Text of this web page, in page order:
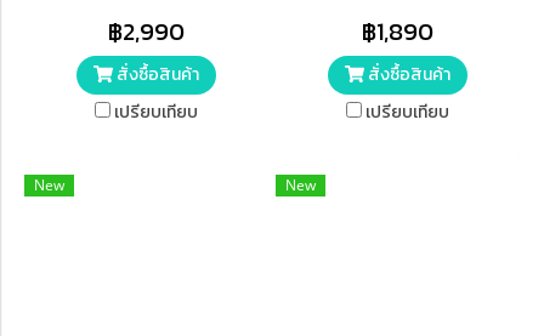
สะดวกในการพกพา ประหยัดพื้นที่
ในการจัดเก็บ
฿2,990
สั่งซื้อสินค้า
เปรียบเทียบ
ได้ง่ายและสะดวกสบาย หลีกเลี่ยง
อุบัติเหตุ สามารถนำไปคร่อม
โถส้วมได้ทุกประเภท
฿1,890
สั่งซื้อสินค้า
เปรียบเทียบ
New New